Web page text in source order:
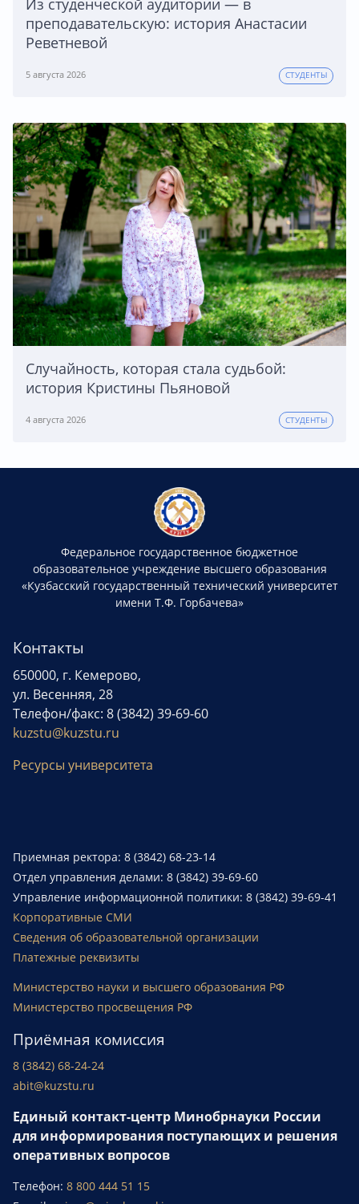
Из студенческой аудитории — в
преподавательскую: история Анастасии
Реветневой
5 августа 2026 СТУДЕНТЫ
Случайность, которая стала судьбой:
история Кристины Пьяновой
4 августа 2026 СТУДЕНТЫ
Федеральное государственное бюджетное
образовательное учреждение высшего образования
«Кузбасский государственный технический университет
имени Т.Ф. Горбачева»
Контакты
650000, г. Кемерово,
ул. Весенняя, 28
Телефон/факс: 8 (3842) 39-69-60
kuzstu@kuzstu.ru
Ресурсы университета
Приемная ректора: 8 (3842) 68-23-14
Отдел управления делами: 8 (3842) 39-69-60
Управление информационной политики: 8 (3842) 39-69-41
Корпоративные СМИ
Сведения об образовательной организации
Платежные реквизиты
Министерство науки и высшего образования РФ
Министерство просвещения РФ
Приёмная комиссия
8 (3842) 68-24-24
abit@kuzstu.ru
Единый контакт-центр Минобрнауки России
для информирования поступающих и решения
оперативных вопросов
Телефон: 8 800 444 51 15